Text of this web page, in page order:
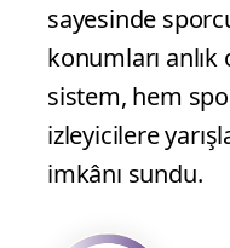
sayesinde
konumları
sistem, hem
izleyicilere
imkânı sundu.